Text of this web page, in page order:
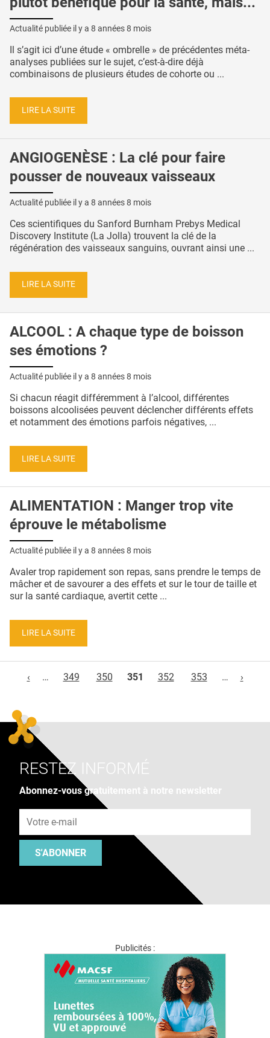
Actualité publiée il y a 8 années 8 mois
Il s’agit ici d’une étude « ombrelle » de précédentes méta-
analyses publiées sur le sujet, c’est-à-dire déjà
combinaisons de plusieurs études de cohorte ou ...
LIRE LA SUITE
ANGIOGENÈSE : La clé pour faire
pousser de nouveaux vaisseaux
Actualité publiée il y a 8 années 8 mois
Ces scientifiques du Sanford Burnham Prebys Medical
Discovery Institute (La Jolla) trouvent la clé de la
régénération des vaisseaux sanguins, ouvrant ainsi une ...
LIRE LA SUITE
ALCOOL : A chaque type de boisson
ses émotions ?
Actualité publiée il y a 8 années 8 mois
Si chacun réagit différemment à l’alcool, différentes
boissons alcoolisées peuvent déclencher différents effets
et notamment des émotions parfois négatives, ...
LIRE LA SUITE
ALIMENTATION : Manger trop vite
éprouve le métabolisme
Actualité publiée il y a 8 années 8 mois
Avaler trop rapidement son repas, sans prendre le temps de
mâcher et de savourer a des effets et sur le tour de taille et
sur la santé cardiaque, avertit cette ...
LIRE LA SUITE
‹
… 349 350 351 352 353 … ›
RESTEZ INFORMÉ
Abonnez-vous gratuitement à notre newsletter
S'ABONNER
Publicités :